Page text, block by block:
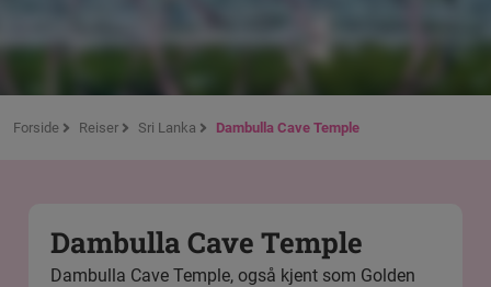
Forside Reiser Sri Lanka Dambulla Cave Temple
Dambulla Cave Temple
Dambulla Cave Temple, også kjent som Golden